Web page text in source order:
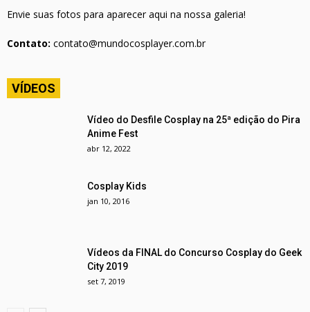
Envie suas fotos para aparecer aqui na nossa galeria!
Contato: contato@mundocosplayer.com.br
VÍDEOS
Vídeo do Desfile Cosplay na 25ª edição do Pira
Anime Fest
abr 12, 2022
Cosplay Kids
jan 10, 2016
Vídeos da FINAL do Concurso Cosplay do Geek
City 2019
set 7, 2019